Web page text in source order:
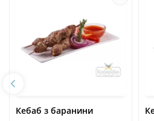
Кебаб з баранини